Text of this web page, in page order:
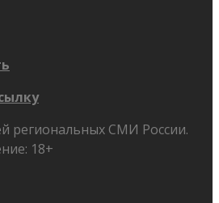
региональных СМИ России.
18+